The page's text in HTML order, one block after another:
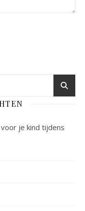
je kind tijdens